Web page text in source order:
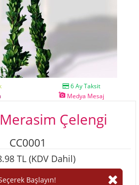
6 Ay Taksit
add_a_photoMedya Mesaj
Çelengi
CC0001
TL (KDV Dahil)